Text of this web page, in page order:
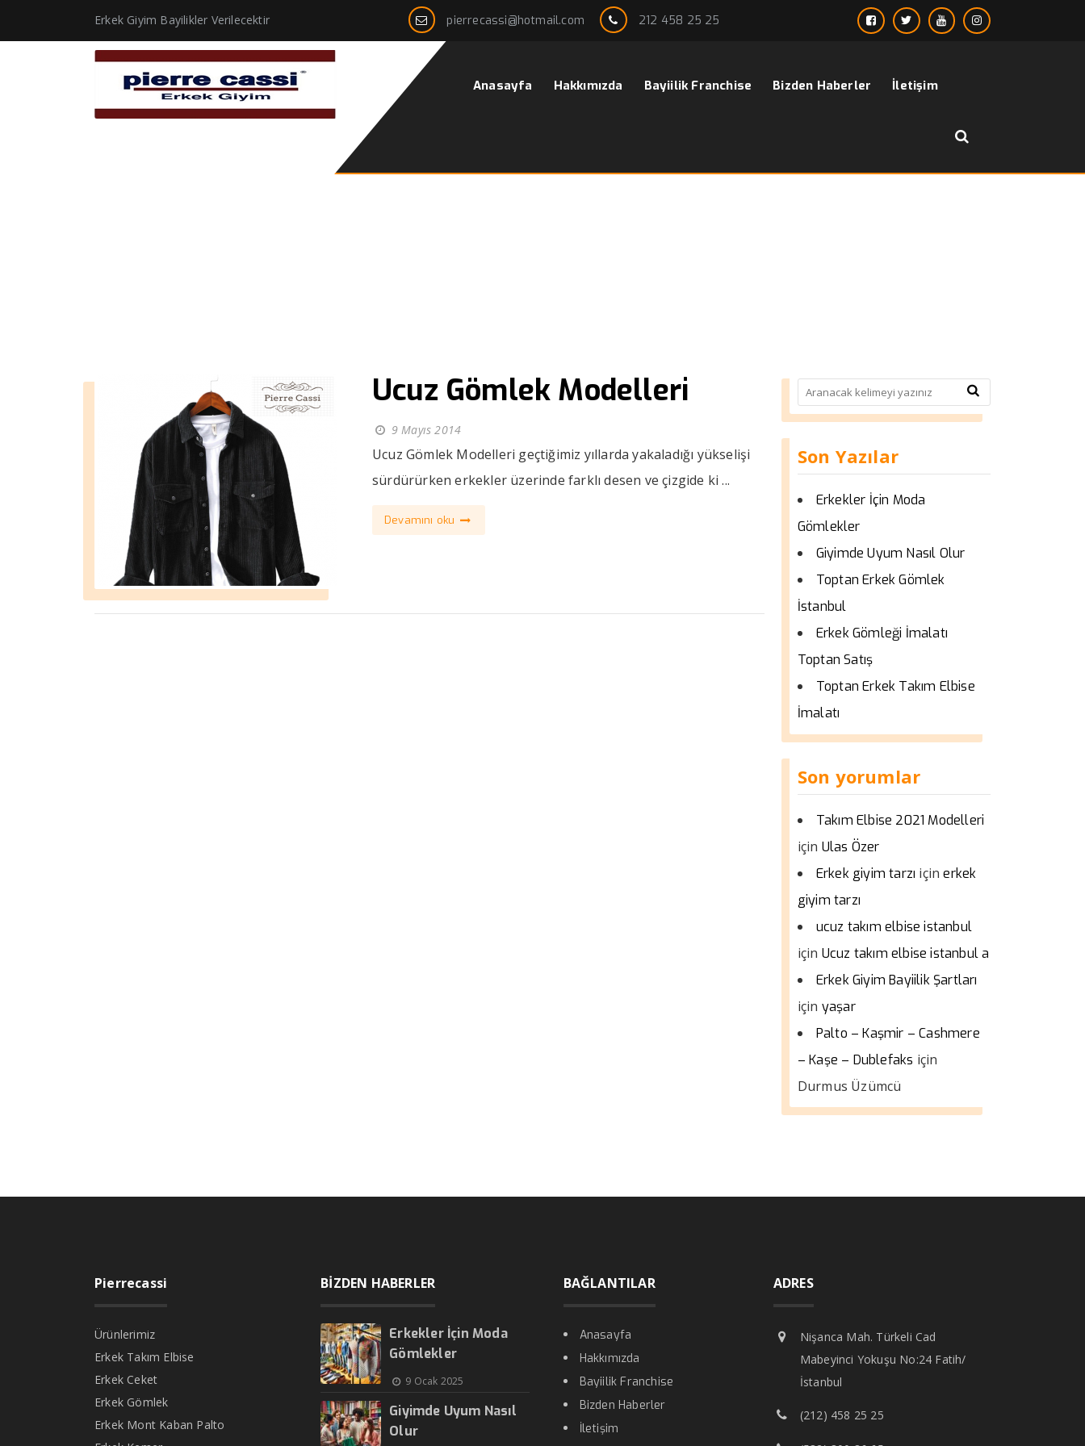
Erkek Giyim Bayilikler Verilecektir pierrecassi@hotmail.com 212 458 25 25
Anasayfa Hakkımızda Bayiilik Franchise Bizden Haberler İletişim
Ucuz Gömlek Modelleri
9 Mayıs 2014
Ucuz Gömlek Modelleri geçtiğimiz yıllarda yakaladığı yükselişi
sürdürürken erkekler üzerinde farklı desen ve çizgide ki ...
Devamını oku
Son Yazılar
Erkekler İçin Moda
Gömlekler
Giyimde Uyum Nasıl Olur
Toptan Erkek Gömlek
İstanbul
Erkek Gömleği İmalatı
Toptan Satış
Toptan Erkek Takım Elbise
İmalatı
Son yorumlar
Takım Elbise 2021 Modelleri
için Ulas Özer
Erkek giyim tarzı içinerkek
giyim tarzı
ucuz takım elbise istanbul
için Ucuz takım elbise istanbul a
Erkek Giyim Bayiilik Şartları
için yaşar
Palto – Kaşmir – Cashmere
– Kaşe – Dublefaks için
Durmus Üzümcü
Pierrecassi
Ürünlerimiz
Erkek Takım Elbise
Erkek Ceket
Erkek Gömlek
Erkek Mont Kaban Palto
BİZDEN HABERLER
Erkekler İçin Moda
Gömlekler
9 Ocak 2025
Giyimde Uyum Nasıl
Olur
BAĞLANTILAR
Anasayfa
Hakkımızda
Bayiilik Franchise
Bizden Haberler
İletişim
ADRES
Nişanca Mah. Türkeli Cad
Mabeyinci Yokuşu No:24 Fatih/
İstanbul
(212) 458 25 25